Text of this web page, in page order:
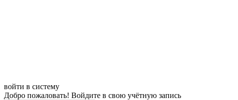
войти в систему
Добро пожаловать! Войдите в свою учётную запись